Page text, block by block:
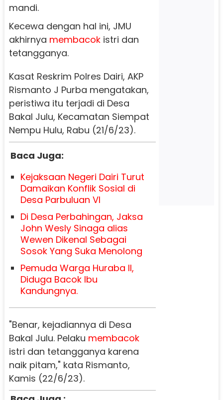
mandi.
Kecewa dengan hal ini, JMU
akhirnya membacokistri dan
tetangganya.
Kasat Reskrim Polres Dairi, AKP
Rismanto J Purba mengatakan,
peristiwa itu terjadi di Desa
Bakal Julu, Kecamatan Siempat
Nempu Hulu, Rabu (21/6/23).
Baca Juga:
Kejaksaan Negeri Dairi Turut
Damaikan Konflik Sosial di
Desa Parbuluan VI
Di Desa Perbahingan, Jaksa
John Wesly Sinaga alias
Wewen Dikenal Sebagai
Sosok Yang Suka Menolong
Pemuda Warga Huraba II,
Diduga Bacok Ibu
Kandungnya.
"Benar, kejadiannya di Desa
Bakal Julu. Pelaku membacok
istri dan tetangganya karena
naik pitam," kata Rismanto,
Kamis (22/6/23).